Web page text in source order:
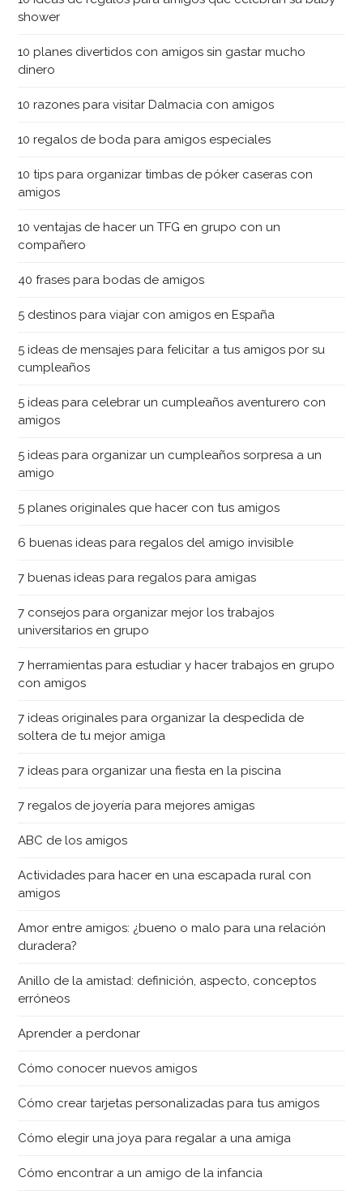
shower
10 planes divertidos con amigos sin gastar mucho
dinero
10 razones para visitar Dalmacia con amigos
10 regalos de boda para amigos especiales
10 tips para organizar timbas de póker caseras con
amigos
10 ventajas de hacer un TFG en grupo con un
compañero
40 frases para bodas de amigos
5 destinos para viajar con amigos en España
5 ideas de mensajes para felicitar a tus amigos por su
cumpleaños
5 ideas para celebrar un cumpleaños aventurero con
amigos
5 ideas para organizar un cumpleaños sorpresa a un
amigo
5 planes originales que hacer con tus amigos
6 buenas ideas para regalos del amigo invisible
7 buenas ideas para regalos para amigas
7 consejos para organizar mejor los trabajos
universitarios en grupo
7 herramientas para estudiar y hacer trabajos en grupo
con amigos
7 ideas originales para organizar la despedida de
soltera de tu mejor amiga
7 ideas para organizar una fiesta en la piscina
7 regalos de joyería para mejores amigas
ABC de los amigos
Actividades para hacer en una escapada rural con
amigos
Amor entre amigos: ¿bueno o malo para una relación
duradera?
Anillo de la amistad: definición, aspecto, conceptos
erróneos
Aprender a perdonar
Cómo conocer nuevos amigos
Cómo crear tarjetas personalizadas para tus amigos
Cómo elegir una joya para regalar a una amiga
Cómo encontrar a un amigo de la infancia